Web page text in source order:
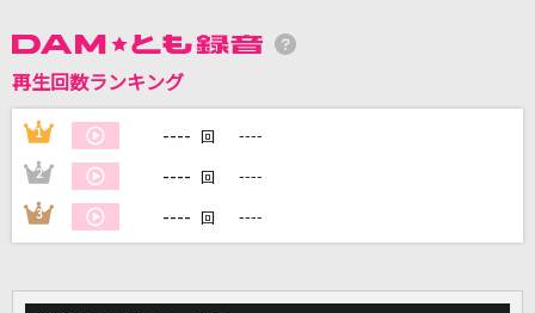
DAMに会員登録・ログインして
再生回数ランキング
1 ---- 回 ----
2 ---- 回 ----
3 ---- 回 ----